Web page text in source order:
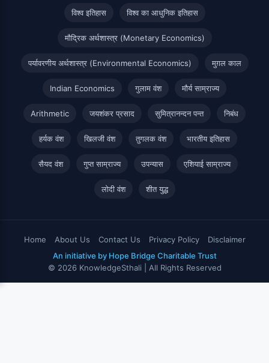
विश्व इतिहास विश्व का आधुनिक इतिहास
मौद्रिक अर्थशास्त्र (Monetary Economics)
पर्यावरणीय अर्थशास्त्र (Environmental Economics) मुग़ल काल
Indian Economics गुलाम वंश मौर्य साम्राज्य
Arithmetic जयशंकर प्रसाद सुमित्रानन्दन पन्त निबंध
हर्यक वंश खिलजी वंश तुगलक वंश भारतीय इतिहास
सैयद वंश गुप्त साम्राज्य उपन्यास एशियाई साम्राज्य
लोदी वंश शीत युद्ध
Home About Us Contact Us Privacy Policy
Disclaimer
An initiative by Hope Bridge Charitable Trust
© 2026 KnowledgeSthali | All Rights Reserved